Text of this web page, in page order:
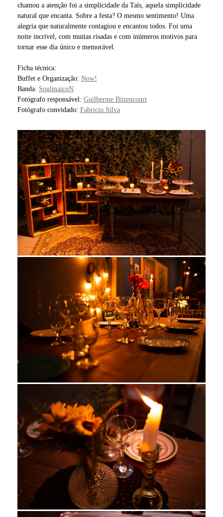
chamou a atenção foi a simplicidade da Taís, aquela simplicidade
natural que encanta. Sobre a festa? O mesmo sentimento! Uma
alegria que naturalmente contagiou e encantou todos. Foi uma
noite incrível, com muitas risadas e com inúmeros motivos para
tornar esse dia único e memorável.
Ficha técnica:
Buffet e Organização: Now!
Banda: SoulmaicoN
Fotógrafo responsável: Guilherme Bittencourt
Fotógrafo convidado: Fabricio Silva